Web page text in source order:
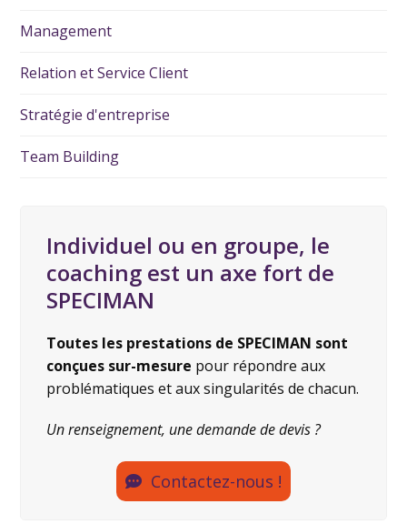
Management
Relation et Service Client
Stratégie d'entreprise
Team Building
Individuel ou en groupe, le
coaching est un axe fort de
SPECIMAN
Toutes les prestations de SPECIMAN sont
conçues sur-mesure pour répondre aux
problématiques et aux singularités de chacun.
Un renseignement, une demande de devis ?
Contactez-nous !